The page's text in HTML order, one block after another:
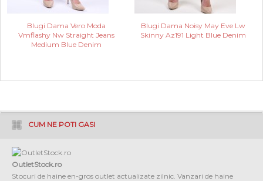
Blugi Dama Vero Moda
Vmflashy Nw Straight Jeans
Medium Blue Denim
Blugi Dama Noisy May Eve Lw
Skinny Az191 Light Blue Denim
CUM NE POTI GASI
OutletStock.ro
Stocuri de haine en-gros outlet actualizate zilnic. Vanzari de haine